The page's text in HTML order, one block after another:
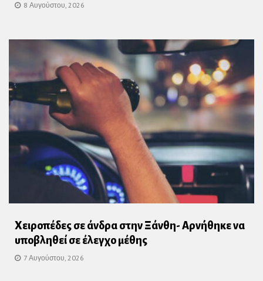
8 Αυγούστου, 2026
Χειροπέδες σε άνδρα στην Ξάνθη- Αρνήθηκε να
υποβληθεί σε έλεγχο μέθης
7 Αυγούστου, 2026